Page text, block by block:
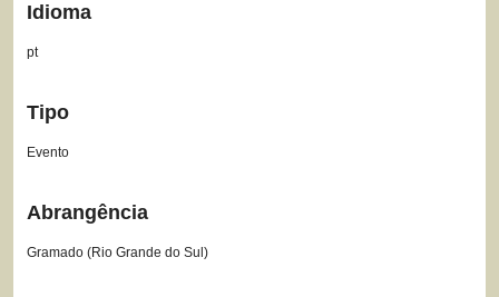
Idioma
pt
Tipo
Evento
Abrangência
Gramado (Rio Grande do Sul)